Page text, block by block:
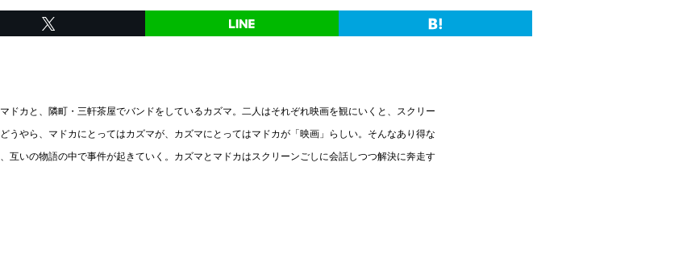
ドカと、隣町・三軒茶屋でバンドをしているカズマ。二人はそれぞれ映画を観にいくと、スクリー
うやら、マドカにとってはカズマが、カズマにとってはマドカが「映画」らしい。そんなあり得な
互いの物語の中で事件が起きていく。カズマとマドカはスクリーンごしに会話しつつ解決に奔走す